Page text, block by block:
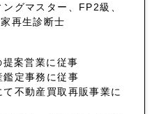
グマスター、FP2級、
再生診断士
案営業に従事
定事務に従事
不動産買取再販事業に